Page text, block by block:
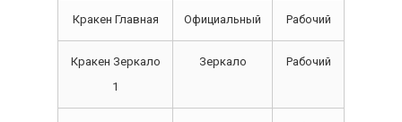
Кракен Главная Официальный Рабочий
Кракен Зеркало
1
Зеркало Рабочий